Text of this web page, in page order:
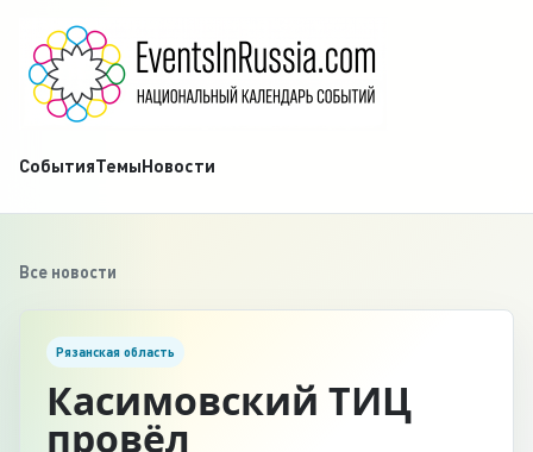
СобытияТемыНовости
Все новости
Рязанская область
Касимовский ТИЦ
провёл